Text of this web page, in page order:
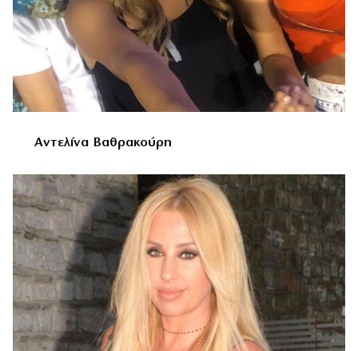
Αντελίνα Βαθρακούρη